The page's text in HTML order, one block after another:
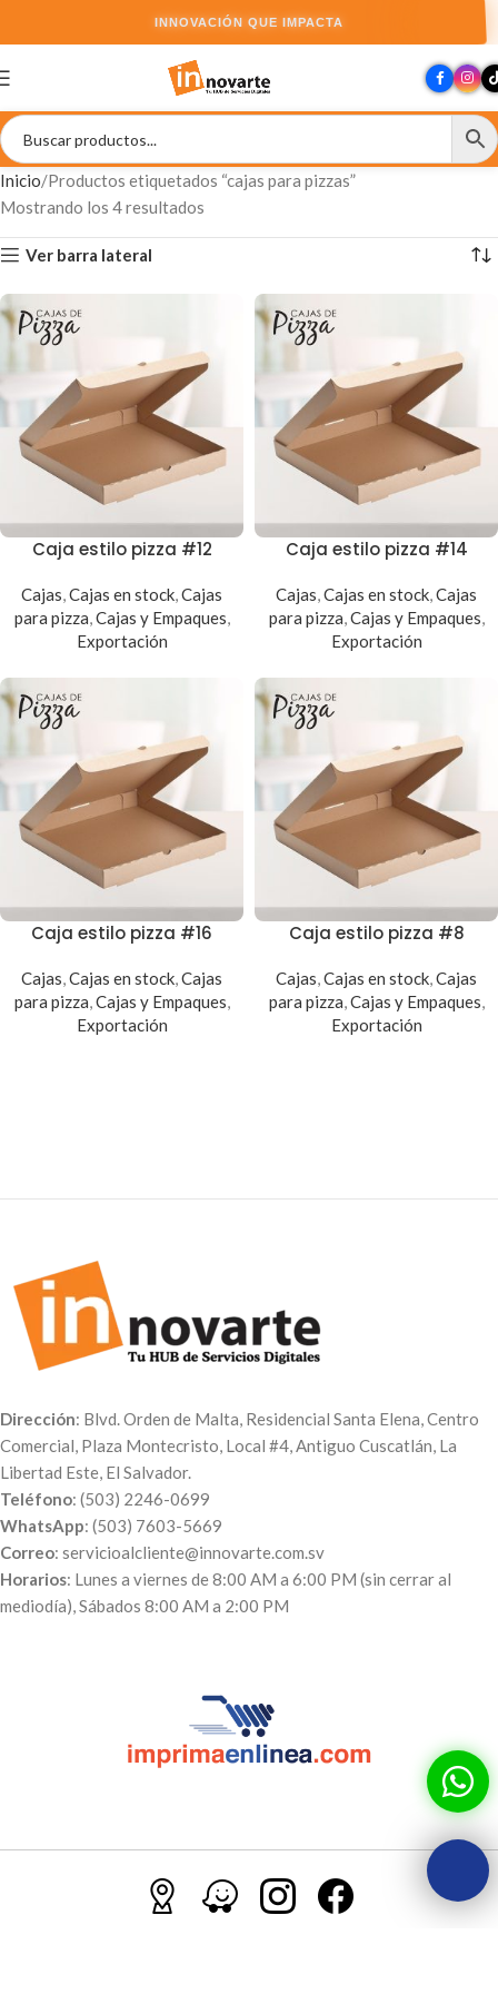
INNOVACIÓN QUE IMPACTA
Inicio Productos etiquetados “cajas para pizzas”
Mostrando los 4 resultados
Ver barra lateral
Caja estilo pizza #12
Cajas,Cajas en stock,Cajas
para pizza,Cajas y Empaques,
Exportación
Caja estilo pizza #14
Cajas,Cajas en stock,Cajas
para pizza,Cajas y Empaques,
Exportación
Caja estilo pizza #16
Cajas,Cajas en stock,Cajas
para pizza,Cajas y Empaques,
Exportación
Caja estilo pizza #8
Cajas,Cajas en stock,Cajas
para pizza,Cajas y Empaques,
Exportación
Dirección: Blvd. Orden de Malta, Residencial Santa Elena, Centro
Comercial, Plaza Montecristo, Local #4, Antiguo Cuscatlán, La
Libertad Este, El Salvador.
Teléfono: (503) 2246-0699
WhatsApp: (503) 7603-5669
Correo: servicioalcliente@innovarte.com.sv
Horarios: Lunes a viernes de 8:00 AM a 6:00 PM (sin cerrar al
mediodía), Sábados 8:00 AM a 2:00 PM